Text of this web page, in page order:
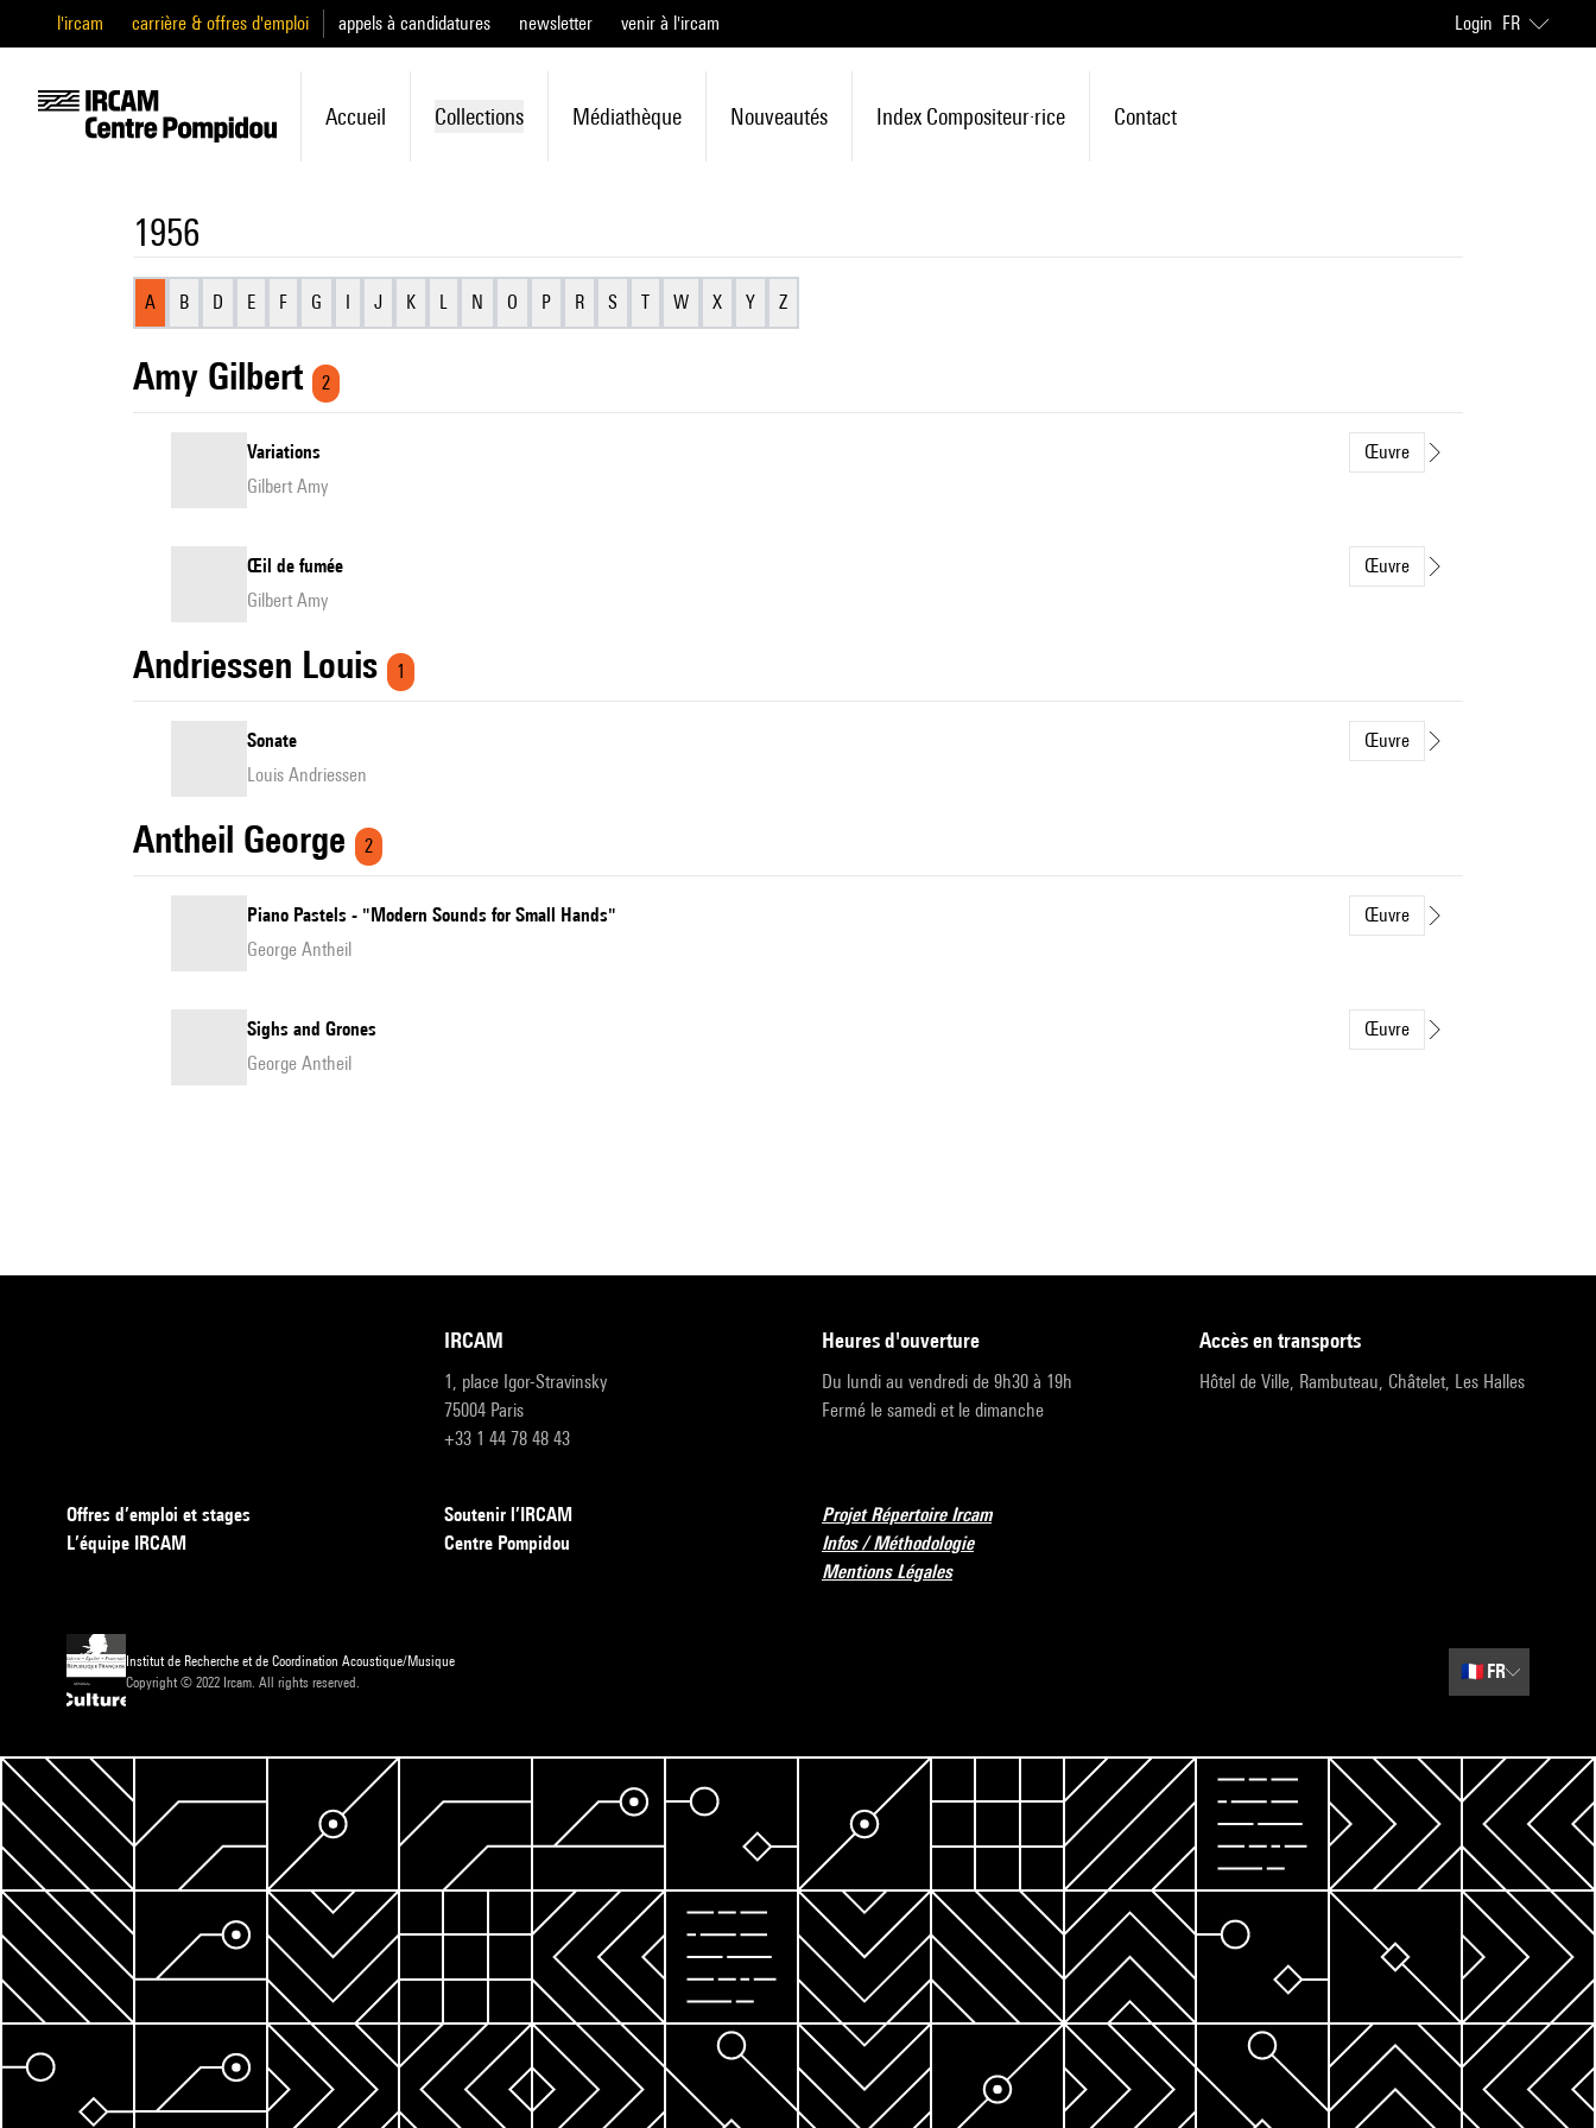
l'ircam carrière & offres d'emploi appels à candidatures newsletter venir à l'ircam Login FR
Accueil Collections Médiathèque Nouveautés Index Compositeur·rice Contact
1956
A B D E F G I J K L N O P R S T W X Y Z
Amy Gilbert 2
Variations
Œuvre
Gilbert Amy
Œil de fumée
Œuvre
Gilbert Amy
Andriessen Louis 1
Sonate
Œuvre
Louis Andriessen
Antheil George 2
Piano Pastels - "Modern Sounds for Small Hands"
Œuvre
George Antheil
Sighs and Grones
Œuvre
George Antheil
IRCAM
1, place Igor-Stravinsky
75004 Paris
+33 1 44 78 48 43
heures d'ouverture
Du lundi au vendredi de 9h30 à 19h
Fermé le samedi et le dimanche
accès en transports
Hôtel de Ville, Rambuteau, Châtelet, Les Halles
Offres d’emploi et stages
L’équipe IRCAM
Soutenir l’IRCAM
Centre Pompidou
Projet Répertoire Ircam
Infos / Méthodologie
Mentions Légales
Institut de Recherche et de Coordination Acoustique/Musique
Copyright © 2022 Ircam. All rights reserved.
🇫🇷 FR